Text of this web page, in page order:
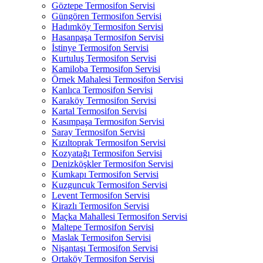
Göztepe Termosifon Servisi
Güngören Termosifon Servisi
Hadımköy Termosifon Servisi
Hasanpaşa Termosifon Servisi
İstinye Termosifon Servisi
Kurtuluş Termosifon Servisi
Kamiloba Termosifon Servisi
Örnek Mahalesi Termosifon Servisi
Kanlıca Termosifon Servisi
Karaköy Termosifon Servisi
Kartal Termosifon Servisi
Kasımpaşa Termosifon Servisi
Saray Termosifon Servisi
Kızıltoprak Termosifon Servisi
Kozyatağı Termosifon Servisi
Denizköşkler Termosifon Servisi
Kumkapı Termosifon Servisi
Kuzguncuk Termosifon Servisi
Levent Termosifon Servisi
Kirazlı Termosifon Servisi
Maçka Mahallesi Termosifon Servisi
Maltepe Termosifon Servisi
Maslak Termosifon Servisi
Nişantaşı Termosifon Servisi
Ortaköy Termosifon Servisi